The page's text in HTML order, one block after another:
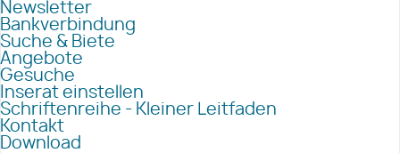
Newsletter
Bankverbindung
Suche & Biete
Angebote
Gesuche
Inserat einstellen
Schriftenreihe - Kleiner Leitfaden
Kontakt
Download